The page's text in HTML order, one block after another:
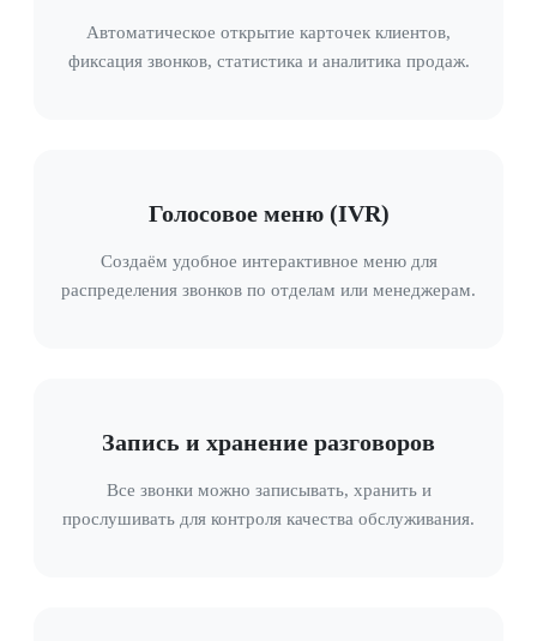
Автоматическое открытие карточек клиентов,
фиксация звонков, статистика и аналитика продаж.
Голосовое меню (IVR)
Создаём удобное интерактивное меню для
распределения звонков по отделам или менеджерам.
Запись и хранение разговоров
Все звонки можно записывать, хранить и
прослушивать для контроля качества обслуживания.